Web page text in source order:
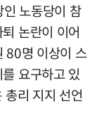
노동당이 참
논란이 이어
80명 이상이 스
요구하고 있
리 지지 선언